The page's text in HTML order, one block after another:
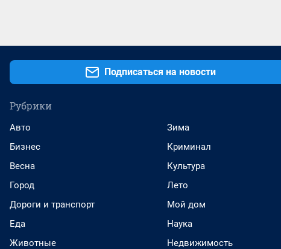
Подписаться на новости
Рубрики
Авто
Бизнес
Весна
Город
Дороги и транспорт
Еда
Животные
Зима
Криминал
Культура
Лето
Мой дом
Наука
Недвижимость